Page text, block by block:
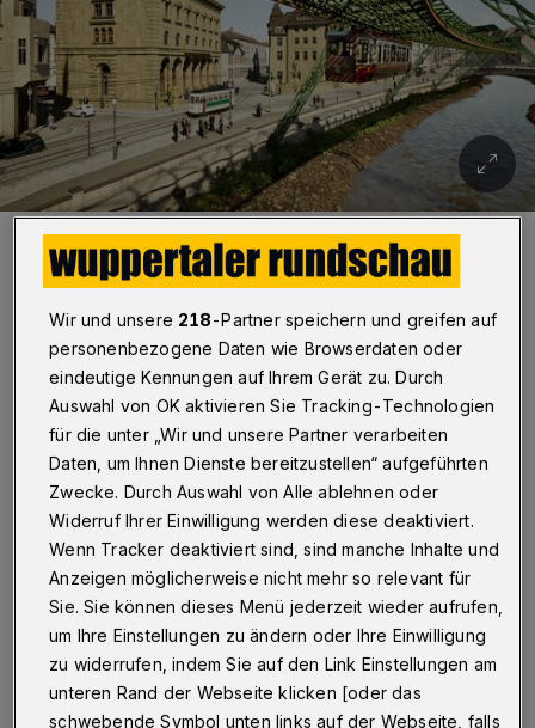
Eine der historischen Aufnahmen.
Foto: Schwebodrom
D as Schwebodrom ist eine Kooperation
der Immobilien-Standort-
Gemeinschaft (ISG) Barmen-Werth sowie der
Wuppertal Marketing GmbH (WMG). WMG-
Geschäftsführer Martin Bang: „Der Welt-
Innovation Schwebebahn einen eigenen Ort zu
geben, war immer mein Traum. Mit dem
Schwebodrom ist es uns gelungen, ein
einmaliges Erlebnis zu schaffen, dass
Wir und unsere 218-Partner speichern und greifen auf
personenbezogene Daten wie Browserdaten oder
eindeutige Kennungen auf Ihrem Gerät zu. Durch
Auswahl von OK aktivieren Sie Tracking-Technologien
für die unter „Wir und unsere Partner verarbeiten
Daten, um Ihnen Dienste bereitzustellen“ aufgeführten
Zwecke. Durch Auswahl von Alle ablehnen oder
Widerruf Ihrer Einwilligung werden diese deaktiviert.
Wenn Tracker deaktiviert sind, sind manche Inhalte und
Anzeigen möglicherweise nicht mehr so relevant für
Sie. Sie können dieses Menü jederzeit wieder aufrufen,
um Ihre Einstellungen zu ändern oder Ihre Einwilligung
zu widerrufen, indem Sie auf den Link Einstellungen am
unteren Rand der Webseite klicken [oder das
schwebende Symbol unten links auf der Webseite, falls